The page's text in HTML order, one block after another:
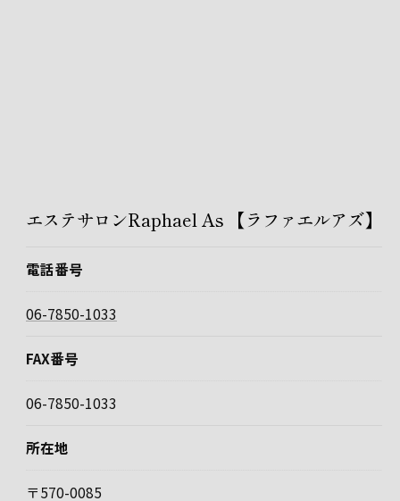
エステサロンRaphael As 【ラファエルアズ】
電話番号
06-7850-1033
FAX番号
06-7850-1033
所在地
〒570-0085